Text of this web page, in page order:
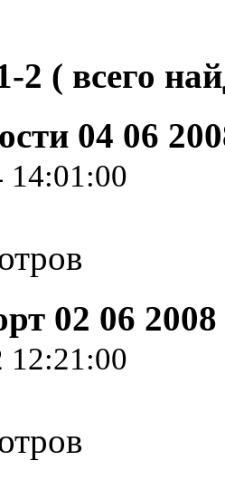
2 ( всего
04 06
14:01:00
02 06 2008
12:21:00